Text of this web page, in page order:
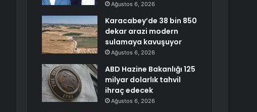
Ağustos 6, 2026
Karacabey’de 38 bin 850
dekar arazi modern
sulamaya kavuşuyor
Ağustos 6, 2026
ABD Hazine Bakanlığı 125
milyar dolarlık tahvil
ihraç edecek
Ağustos 6, 2026